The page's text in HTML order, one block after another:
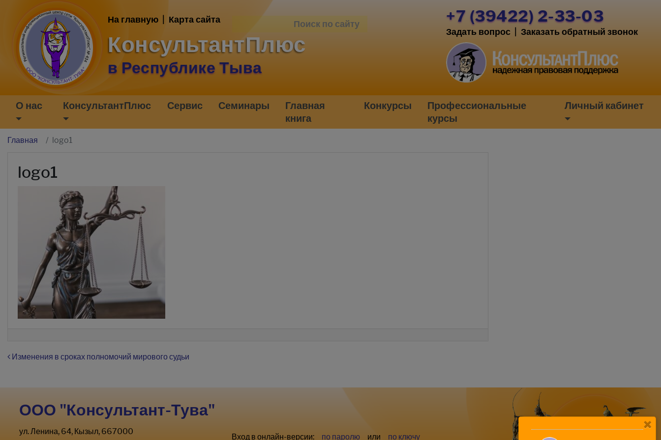
На главную Карта сайта
КонсультантПлюс
в Республике Тыва
+7 (39422) 2-33-03
Задать вопрос Заказать обратный звонок
О нас КонсультантПлюс Сервис Семинары
Главная
книга
Конкурсы
Профессиональные
курсы
Личный кабинет
Главная logo1
logo1
Навигация по записям
Изменения в сроках полномочий мирового судьи
ООО "Консультант-Тува"
ул. Ленина, 64, Кызыл, 667000
Вход в онлайн-версии: по паролю или по ключу